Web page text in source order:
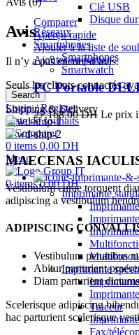
Clé USB
Disque
Réseaux
Smartphones
Smartphones
Smartwatch
Search
Login / Register
Liste de souhaits
0 Comparer
0 items 0,00 DH
Menu
0items 0,00DH
Comparer
Aperçu rapide
Ajouter à la liste de
Ajouter au panier
PC Portable
27.168,00DH Le prix
Imprimante
Imprimante
Traceur
Fax/
Avis
Il n’y a pas encore d’avis.
Seuls les clients connectés
Shipping & Delivery
MAECENAS
Vestibulum curae torquent
adipiscing a vestibulum
ADIPISCING
Vestibulum penatibus
Abitur parturient
Diam parturient
Scelerisque adipiscing
hac parturient scelerisque